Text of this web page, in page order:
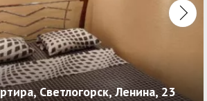
Светлогорск, Ленина, 23